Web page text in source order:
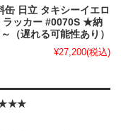
缶 日立 タキシーイエロ
ラッカー #0070S ★納
（遅れる可能性あり）
¥27,200(税込)
★★★